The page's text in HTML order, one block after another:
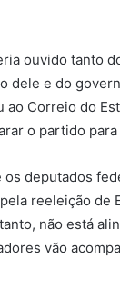
ouvido tanto
dele e do
ao Correio do
o partido
os deputados
reeleição de
não está
vão